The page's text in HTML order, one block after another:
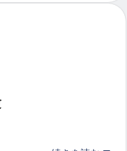
問がございまし
問い合わせくだ
、1人1人お申し込みさ
で何をメモするのか、
るのがとても新鮮でし
いるのを見て、とても
カナ？という印象では
とても食べやすかった
しかったようです！